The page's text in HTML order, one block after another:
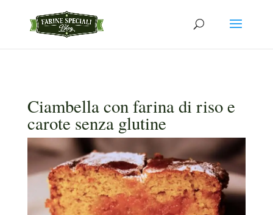
Ciambella con farina di riso e
carote senza glutine